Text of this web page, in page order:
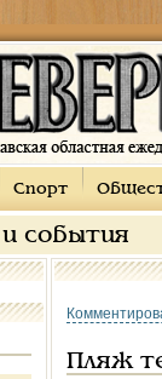
Спорт
события
Пляж